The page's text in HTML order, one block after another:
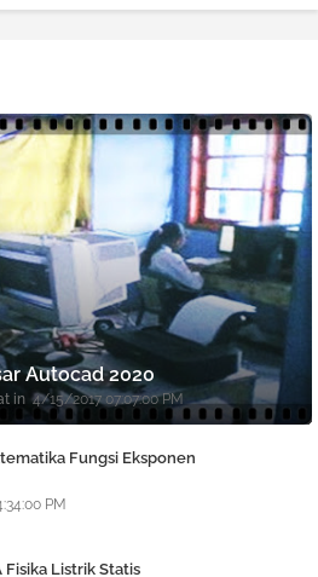
Autocad 2020
4/15/2017 07:07:00 PM
Fungsi Eksponen
PM
Fisika Listrik Statis